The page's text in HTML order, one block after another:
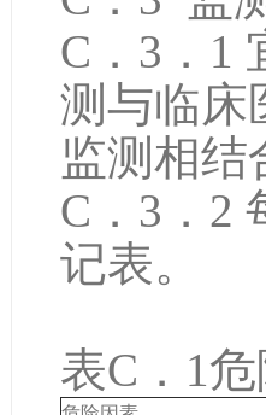
C．3．1
测与临床
监测相结
C．3．2
记表。
表C．1